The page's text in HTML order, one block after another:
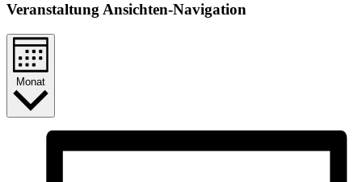
Veranstaltung Ansichten-Navigation
Monat